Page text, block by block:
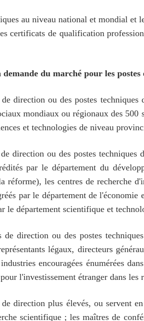
au niveau national et mondial
certificats de qualification
du marché pour les
direction ou des postes
mondiaux ou régionaux des
et technologies de niveau
direction ou des postes
par le département du
réforme), les centres de recherche
par le département de
le département scientifique et
de direction ou des postes
légaux, directeurs
encouragées énumérées
l'investissement étranger dans les
direction plus élevés, ou servent
scientifique ; les maîtres de